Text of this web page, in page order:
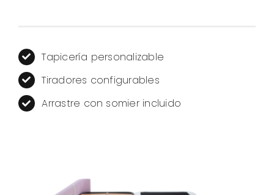
Tapicería personalizable
Tiradores configurables
Arrastre con somier incluido